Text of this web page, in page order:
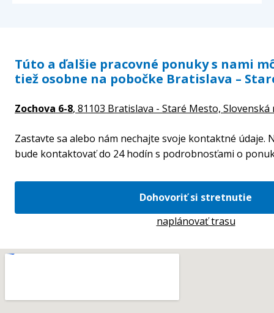
Túto a ďalšie pracovné ponuky s nami
tiež osobne na pobočke Bratislava –
Zochova 6-8, 81103 Bratislava - Staré Mesto,
Zastavte sa alebo nám nechajte svoje kontaktné údaje.
bude kontaktovať do 24 hodín s podrobnosťami o
Dohovoriť si stretnutie
naplánovať trasu